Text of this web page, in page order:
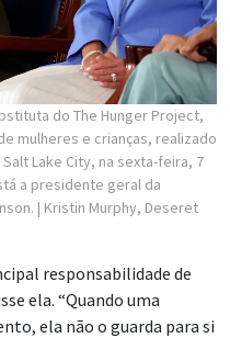
do The Hunger Project,
mulheres e crianças, realizado
Lake City, na sexta-feira, 7
a presidente geral da
| Kristin Murphy, Deseret
responsabilidade de
ela. “Quando uma
ela não o guarda para si